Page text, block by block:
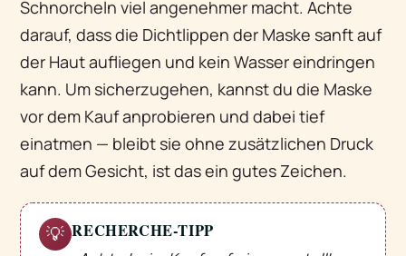
Schnorcheln viel angenehmer macht. Achte
darauf, dass die Dichtlippen der Maske sanft auf
der Haut aufliegen und kein Wasser eindringen
kann. Um sicherzugehen, kannst du die Maske
vor dem Kauf anprobieren und dabei tief
einatmen — bleibt sie ohne zusätzlichen Druck
auf dem Gesicht, ist das ein gutes Zeichen.
💡 RECHERCHE-TIPP